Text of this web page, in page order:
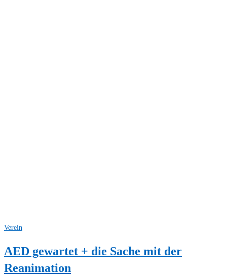
Verein
AED gewartet + die Sache mit der
Reanimation